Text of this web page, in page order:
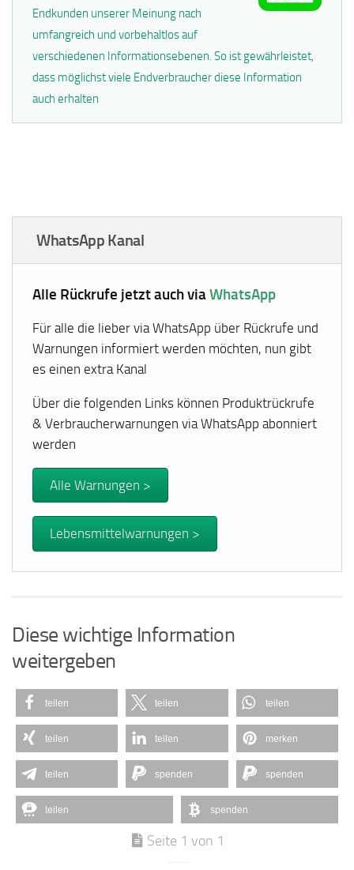
Endkunden unserer Meinung nach
umfangreich und vorbehaltlos auf
verschiedenen Informationsebenen. So ist gewährleistet,
dass möglichst viele Endverbraucher diese Information
auch erhalten
WhatsApp Kanal
Alle Rückrufe jetzt auch viaWhatsApp
Für alle die lieber via WhatsApp über Rückrufe und
Warnungen informiert werden möchten, nun gibt
es einen extra Kanal
Über die folgenden Links können Produktrückrufe
& Verbraucherwarnungen via WhatsApp abonniert
werden
Alle Warnungen >
Lebensmittelwarnungen >
Diese wichtige Information
weitergeben
teilen teilen teilen
teilen teilen merken
teilen spenden spenden
teilen spenden
Seite 1 von 1